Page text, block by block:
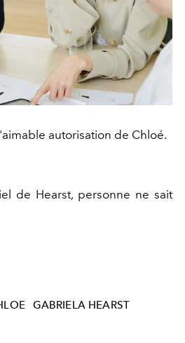
autorisation de Chloé.
de Hearst, personne ne sait
GABRIELA HEARST